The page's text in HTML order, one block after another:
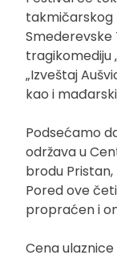
takmičarskog
tragikomediju
„Izveštaj
kao i
Podsećamo
održava u
brodu
Pored ove
propraćen i
Cena